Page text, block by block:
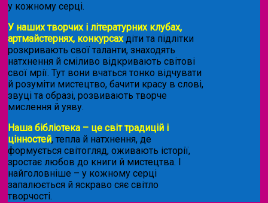
у кожному серці.
У наших творчих і літературних клубах,
артмайстернях, конкурсахдіти та підлітки
розкривають свої таланти, знаходять
натхнення й сміливо відкривають світові
свої мрії. Тут вони вчаться тонко відчувати
й розуміти мистецтво, бачити красу в слові,
звуці та образі, розвивають творче
мислення й уяву.
Наша бібліотека – це світ традицій і
цінностей, тепла й натхнення, де
формується світогляд, оживають історії,
зростає любов до книги й мистецтва. І
найголовніше – у кожному серці
запалюється й яскраво сяє світло
творчості.